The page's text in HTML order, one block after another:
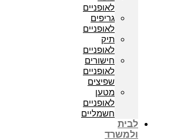
לאופניים
גריפים
לאופניים
תיק
לאופניים
חישורים
לאופניים
שפיצים
מטען
לאופניים
חשמליים
לבית
ולמשרד